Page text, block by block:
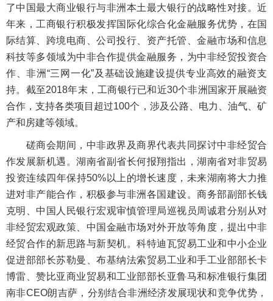
了中国最大商业银行与非洲本土最大银行的战略性对接。近
年来，工商银行积极发挥国际化综合化金融服务优势，在国
际结算、跨境电商、公司投行、资产托管、金融市场和信息
科技等多领域为中非合作提供金融服务，为中非经贸投资合
作、非洲“三网一化”及基础设施建设提供专业高效的融资支
持。截至2018年末，工商银行已和近30个非洲国家开展融资
合作，支持各类项目超过100个，涉及公路、电力、油气、矿
产和房建等领域。
磋商会期间，中非政界及商界代表共同探讨中非经贸合
作发展新机遇。湖南省副省长何报翔指出，湖南省对非贸易
投资连续四年保持50%以上的增长速度，未来湖南将大力推
进对非产能合作，积极参与非洲各国建设。商务部副部长钱
克明、中国人民银行宏观审慎管理局巡视员周诚君分别从对
非经贸宏观政策、中国金融市场对外开放等角度，提出中非
经贸合作的新思路与新契机。科特迪瓦贸易工业和中小企业
促进部部长苏勒曼、布基纳法索贸易工业和手工业部部长卡
博雷、赞比亚商业贸易和工业部部长亚鲁马和标准银行集团
南非CEO朗吉萨，分别结合非洲经济发展现状和竞争优势，